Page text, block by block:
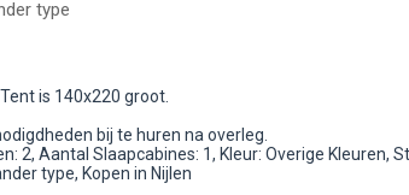
type
is 140x220 groot.
bij te huren na overleg.
2, Aantal Slaapcabines: 1, Kleur: Overige Kleuren,
type, Kopen in Nijlen